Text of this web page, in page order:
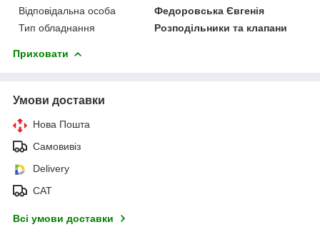
Відповідальна особа
Федоровська Євгенія
Тип обладнання
Розподільники та клапани
Приховати
Умови доставки
Нова Пошта
Самовивіз
Delivery
САТ
Всі умови доставки